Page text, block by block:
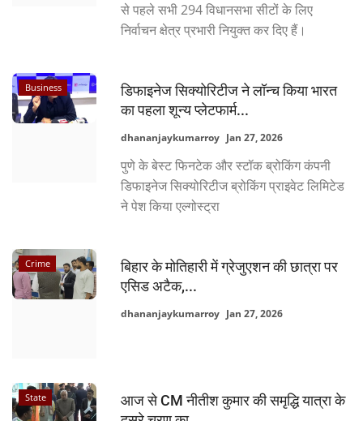
से पहले सभी 294 विधानसभा सीटों के लिए
निर्वाचन क्षेत्र प्रभारी नियुक्त कर दिए हैं।
Business
डिफाइनेज सिक्योरिटीज ने लॉन्च किया भारत
का पहला शून्य प्लेटफार्म...
dhananjaykumarroy Jan 27, 2026
पुणे के बेस्‍ट फिनटेक और स्टॉक ब्रोकिंग कंपनी
डिफाइनेज सिक्योरिटीज ब्रोकिंग प्राइवेट लिमिटेड
ने पेश किया एल्गोस्ट्रा
Crime
बिहार के मोतिहारी में ग्रेजुएशन की छात्रा पर
एसिड अटैक,...
dhananjaykumarroy Jan 27, 2026
State
आज से CM नीतीश कुमार की समृद्धि यात्रा के